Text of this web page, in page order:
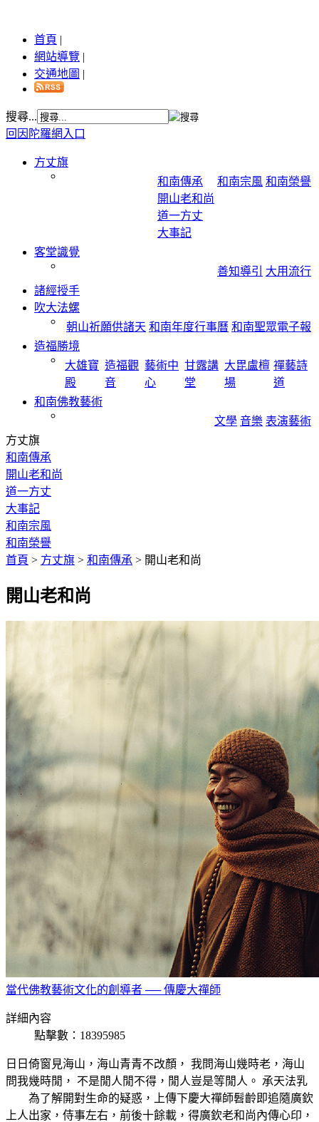
首頁 |
網站導覽 |
交通地圖 |
搜尋...
回因陀羅網入口
方丈旗
和南傳承
開山老和尚
道一方丈
大事記
和南宗風 和南榮譽
客堂識覺
善知導引
大用流行
諸經授手
吹大法螺
朝山祈願供諸天 和南年度行事曆 和南聖眾電子報
造福勝境
大雄寶
殿
造福觀
音
藝術中
心
甘露講
堂
大毘盧檀
場
禪藝詩
道
和南佛教藝術
文學 音樂 表演藝術
方丈旗
和南傳承
開山老和尚
道一方丈
大事記
和南宗風
和南榮譽
首頁 > 方丈旗 > 和南傳承 > 開山老和尚
開山老和尚
當代佛教藝術文化的創導者 ── 傳慶大禪師
詳細內容
點擊數：18395985
日日倚窗見海山，海山青青不改顏， 我問海山幾時老，海山
問我幾時閒， 不是閒人閒不得，閒人豈是等閒人。 承天法乳
為了解開對生命的疑惑，上傳下慶大禪師髫齡即追隨廣欽
上人出家，侍事左右，前後十餘載，得廣欽老和尚內傳心印，